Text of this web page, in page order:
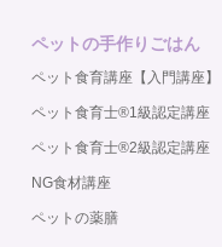
ペットの手作りごはん
ペット食育講座【入門講座】
ペット食育士®️1級認定講座
ペット食育士®️2級認定講座
NG食材講座
ペットの薬膳